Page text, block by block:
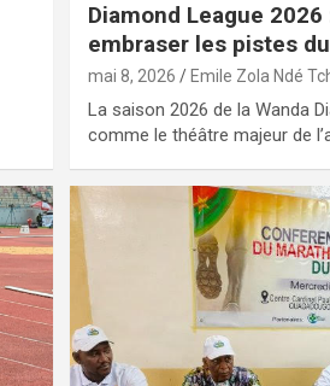
Diamond League
embraser les pistes
mai 8, 2026 Emile Zola Ndé
La saison 2026 de la Wanda
comme le théâtre majeur de